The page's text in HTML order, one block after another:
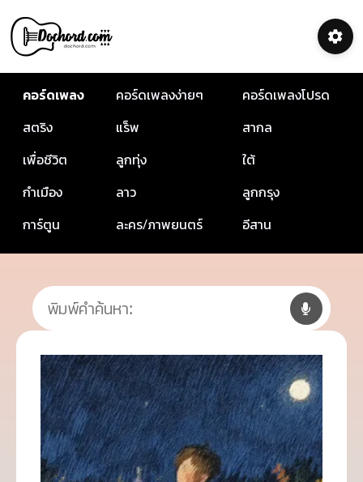
คอร์ดเพลง คอร์ดเพลงง่ายๆ
คอร์ดเพลงโปรด
สตริง
แร็พ
สากล
เพื่อชีวิต
ลูกทุ่ง
ใต้
กำเมือง
ลาว
ลูกกรุง
การ์ตูน
ละคร/ภาพยนตร์ อีสาน